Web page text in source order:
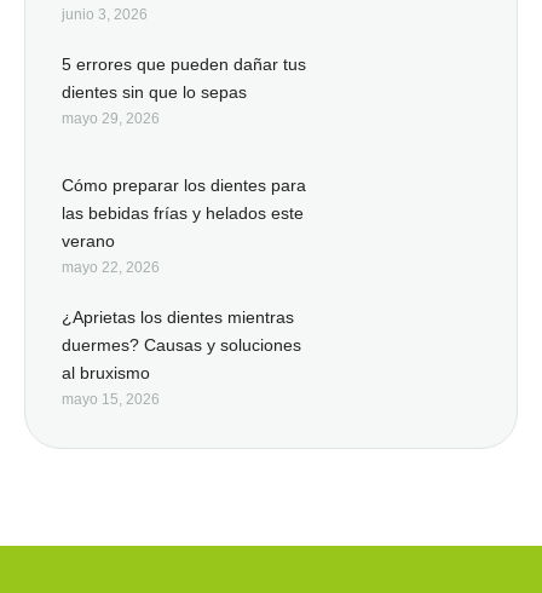
junio 3, 2026
5 errores que pueden dañar tus
dientes sin que lo sepas
mayo 29, 2026
Cómo preparar los dientes para
las bebidas frías y helados este
verano
mayo 22, 2026
¿Aprietas los dientes mientras
duermes? Causas y soluciones
al bruxismo
mayo 15, 2026